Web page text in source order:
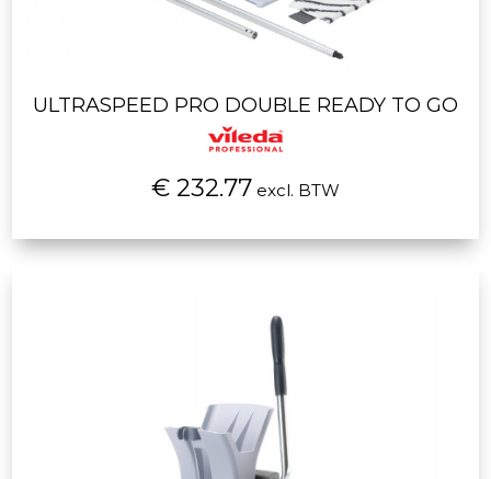
ULTRASPEED PRO DOUBLE READY TO GO
€ 232.77 excl. BTW